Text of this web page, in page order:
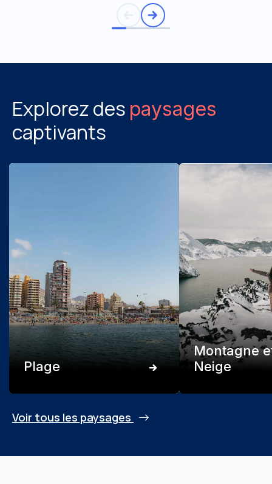
Explorez des paysages
captivants
Plage
Montagne
Neige
Voir tous les paysages